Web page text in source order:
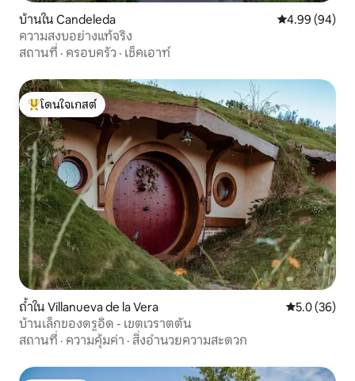
บ้านใน Candeleda คะแนนเฉลี่ย
4.99 (94)
ความสงบอย่างแท้จริง
สถานที่ · ครอบครัว · เช็คเอาท์
โดนใจเกสต์ที่สุด
โดนใจเกสต์
ถ้ำใน Villanueva de la Vera คะแนนเฉลี่ย
5.0 (36)
บ้านเล็กของดรูอิด - เขตเวราตตัน
สถานที่ · ความคุ้มค่า · สิ่งอำนวยความสะดวก